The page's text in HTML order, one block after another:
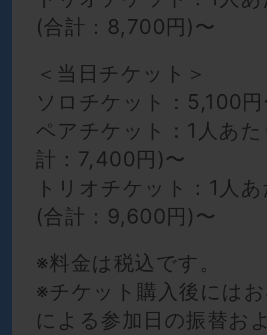
(合計：8,700円)〜
＜当日チケット＞
ソロチケット：5,100
ペアチケット：1人あ
計：7,400円)〜
トリオチケット：1人
(合計：9,600円)〜
※料金は税込です。
※チケット購入後には
による参加日の振替お